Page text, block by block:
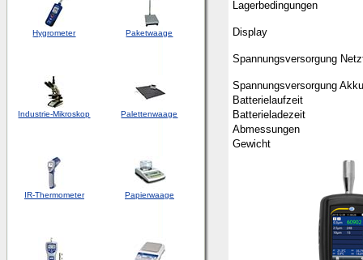
Hygrometer Paketwaage
Industrie-Mikroskop Palettenwaage
IR-Thermometer Papierwaage
Lagerbedingungen
Display
Spannungsversorgung
Spannungsversorgung Akku
Batterielaufzeit
Batterieladezeit
Abmessungen
Gewicht